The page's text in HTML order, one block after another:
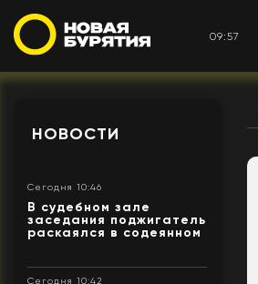
09:57
НОВОСТИ
Сегодня 10:46
В судебном зале
заседания поджигатель
раскаялся в содеянном
Сегодня 10:42